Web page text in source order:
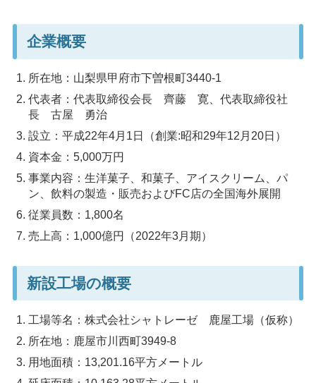
企業概要
所在地：山梨県甲府市下曽根町3440-1
代表者：代表取締役会長 齊藤 寛、代表取締役社
長 古屋 勇治
設立：平成22年4月1日（創業:昭和29年12月20日）
資本金：5,000万円
事業内容：生洋菓子、和菓子、アイスクリーム、パ
ン、飲料の製造・販売およびFC店の全国海外展開
従業員数：1,800名
売上高：1,000億円（2022年3月期）
新設工場の概要
工場等名：株式会社シャトレーゼ 鹿屋工場（仮称）
所在地：鹿屋市川西町3949-8
用地面積：13,201.16平方メートル